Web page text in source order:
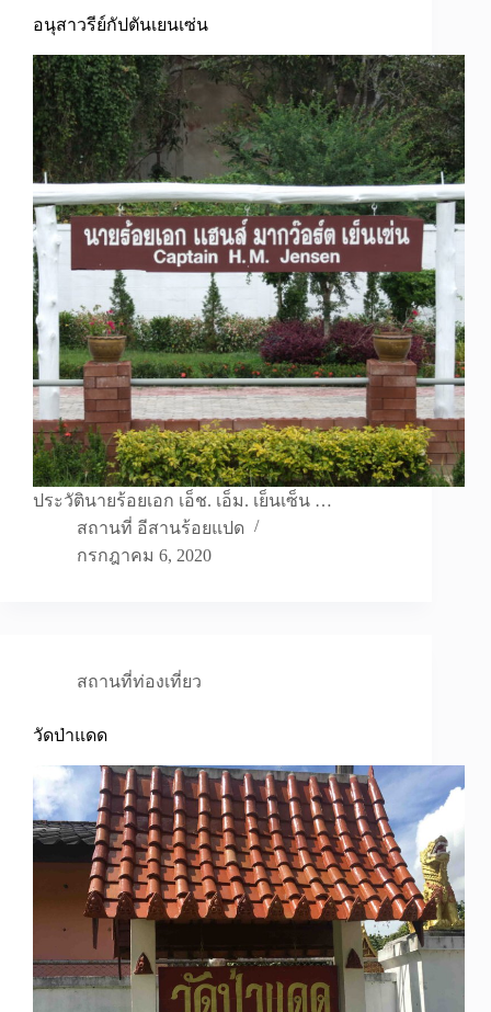
อนุสาวรีย์กัปตันเยนเซ่น
ประวัตินายร้อยเอก เอ็ช. เอ็ม. เย็นเซ็น …
สถานที่ อีสานร้อยแปด
กรกฎาคม 6, 2020
สถานที่ท่องเที่ยว
วัดป่าแดด